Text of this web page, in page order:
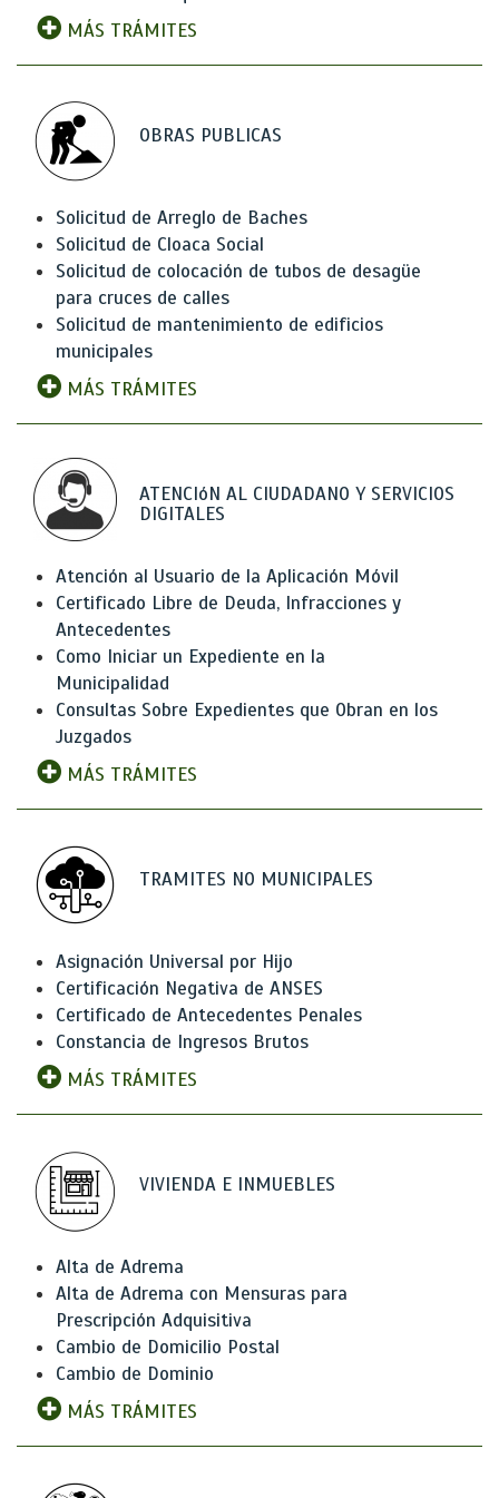
MÁS TRÁMITES
OBRAS PUBLICAS
Solicitud de Arreglo de Baches
Solicitud de Cloaca Social
Solicitud de colocación de tubos de desagüe
para cruces de calles
Solicitud de mantenimiento de edificios
municipales
MÁS TRÁMITES
ATENCIóN AL CIUDADANO Y SERVICIOS
DIGITALES
Atención al Usuario de la Aplicación Móvil
Certificado Libre de Deuda, Infracciones y
Antecedentes
Como Iniciar un Expediente en la
Municipalidad
Consultas Sobre Expedientes que Obran en los
Juzgados
MÁS TRÁMITES
TRAMITES NO MUNICIPALES
Asignación Universal por Hijo
Certificación Negativa de ANSES
Certificado de Antecedentes Penales
Constancia de Ingresos Brutos
MÁS TRÁMITES
VIVIENDA E INMUEBLES
Alta de Adrema
Alta de Adrema con Mensuras para
Prescripción Adquisitiva
Cambio de Domicilio Postal
Cambio de Dominio
MÁS TRÁMITES